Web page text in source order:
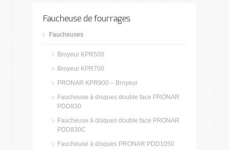
Faucheuse de fourrages
Faucheuses
Broyeur KPR500
Broyeur KPR700
PRONAR KPR900 – Broyeur
Faucheuse à disques double face PRONAR
PDD830
Faucheuse à disques double face PRONAR
PDD830C
Faucheuse à disques PRONAR PDD1050